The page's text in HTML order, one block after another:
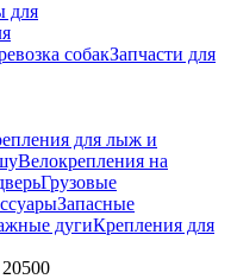
для
собакЗапчасти для
для лыж и
Велокрепления на
Грузовые
Запасные
дугиКрепления для